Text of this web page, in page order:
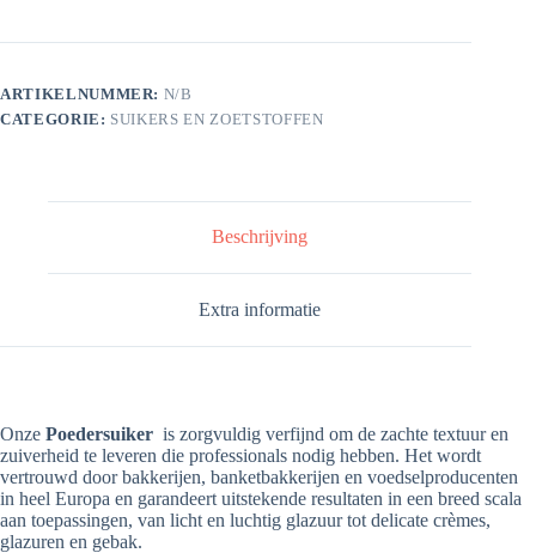
ARTIKELNUMMER: N/B
CATEGORIE: SUIKERS EN ZOETSTOFFEN
Beschrijving
Extra informatie
Onze Poedersuiker is zorgvuldig verfijnd om de zachte textuur en
zuiverheid te leveren die professionals nodig hebben. Het wordt
vertrouwd door bakkerijen, banketbakkerijen en voedselproducenten
in heel Europa en garandeert uitstekende resultaten in een breed scala
aan toepassingen, van licht en luchtig glazuur tot delicate crèmes,
glazuren en gebak.